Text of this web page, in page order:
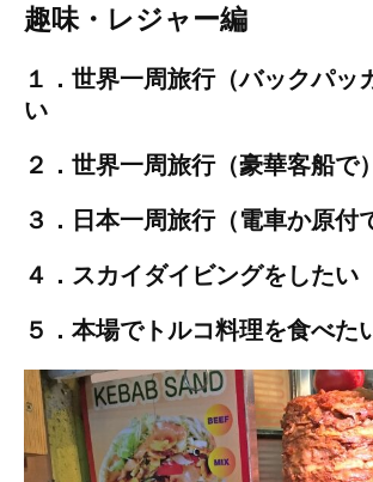
趣味・レジャー編
１．世界一周旅行（バックパッ
い
２．世界一周旅行（豪華客船で
３．日本一周旅行（電車か原付
４．スカイダイビングをしたい
５．本場でトルコ料理を食べた